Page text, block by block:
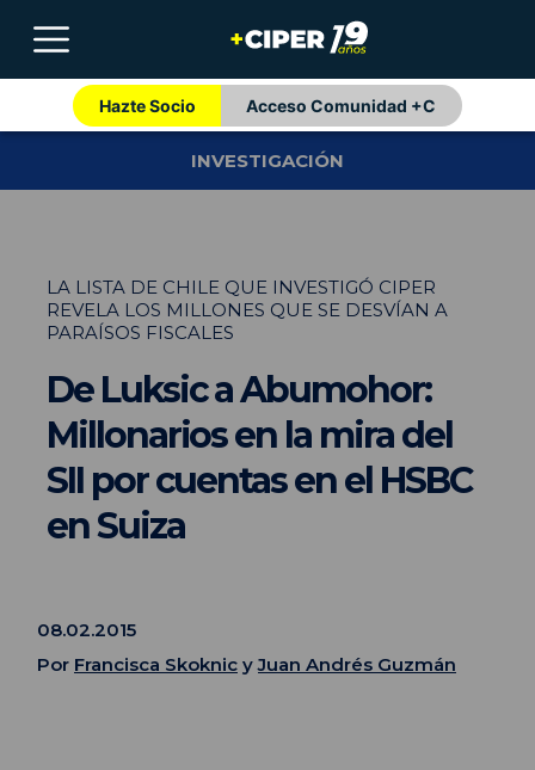
Hazte Socio Acceso Comunidad +C
INVESTIGACIÓN
LA LISTA DE CHILE QUE INVESTIGÓ CIPER
REVELA LOS MILLONES QUE SE DESVÍAN A
PARAÍSOS FISCALES
De Luksic a Abumohor:
Millonarios en la mira del
SII por cuentas en el HSBC
en Suiza
08.02.2015
Por Francisca Skoknic yJuan Andrés Guzmán